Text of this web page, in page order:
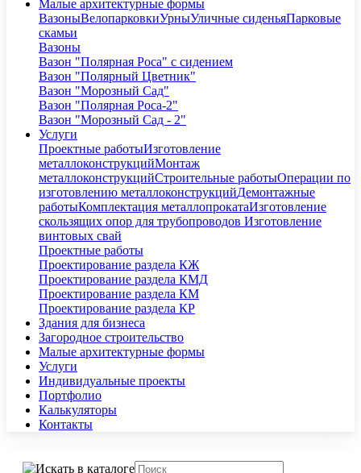
Малые архитектурные формы
ВазоныВелопарковкиУрныУличные сиденьяПарковые
скамьи
Вазоны
Вазон "Полярная Роса" с сидением
Вазон "Полярный Цветник"
Вазон "Морозный Сад"
Вазон "Полярная Роса-2"
Вазон "Морозный Сад - 2"
Услуги
Проектные работыИзготовление
металлоконструкцийМонтаж
металлоконструкцийСтроительные работыОперации по
изготовлению металлоконструкцийДемонтажные
работыКомплектация металлопрокатаИзготовление
скользящих опор для трубопроводов Изготовление
винтовых свай
Проектные работы
Проектирование раздела КЖ
Проектирование раздела КМД
Проектирование раздела КМ
Проектирование раздела КР
Здания для бизнеса
Загородное строительство
Малые архитектурные формы
Услуги
Индивидуальные проекты
Портфолио
Калькуляторы
Контакты